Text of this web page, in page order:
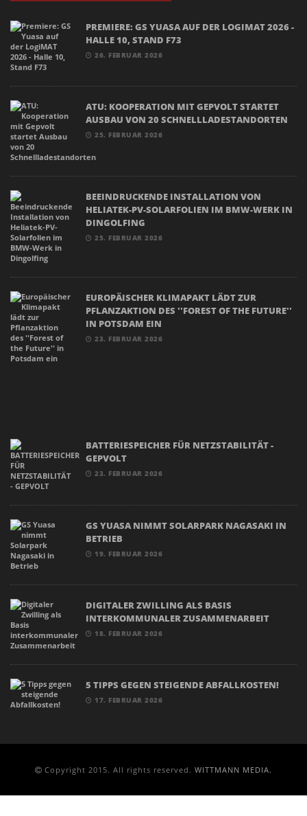
PREMIERE: GS YUASA AUF DER LOGIMAT 2026 -
HALLE 10, STAND F73
26. FEBRUAR 2026
ATU: KOOPERATION MIT GEPVOLT STARTET
AUSBAU VON 20 SCHNELLLADESTANDORTEN
25. FEBRUAR 2026
BEEINDRUCKENDE INSTALLATION VON
HELIATEK-PV-SOLARFOLIEN IM BMW-WERK IN
DINGOLFING
25. FEBRUAR 2026
EUROPÄISCHER KLIMAPAKT LÄDT ZUR
PFLANZAKTION DES ''FOREST OF THE FUTURE''
IN POTSDAM EIN
23. FEBRUAR 2026
BATTERIESPEICHER FÜR NETZSTABILITÄT -
GEPVOLT
23. FEBRUAR 2026
GS YUASA NIMMT SOLARPARK NAGASAKI IN
BETRIEB
19. FEBRUAR 2026
DIGITALER ZWILLING ALS BASIS
INTERKOMMUNALER ZUSAMMENARBEIT
18. FEBRUAR 2026
5 TIPPS GEGEN STEIGENDE ABFALLKOSTEN!
17. FEBRUAR 2026
Copyright 2015. All rights reserved. WITTMANN MEDIA.